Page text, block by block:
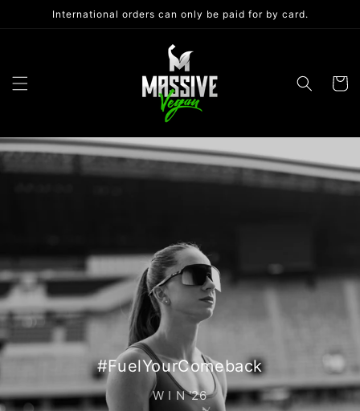
Skip toInternational orders can only be paid for by card.
Cart
#FuelYourComeback
W I N '26